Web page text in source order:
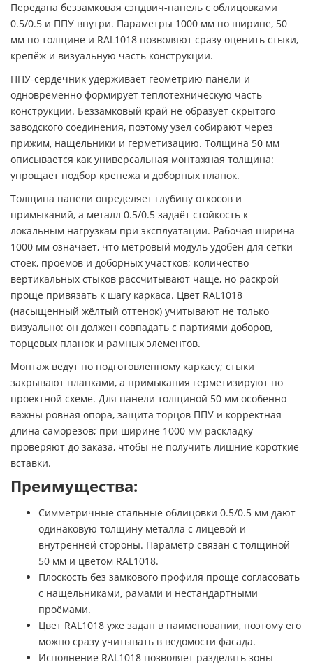
Передана беззамковая сэндвич-панель с облицовками
0.5/0.5 и ППУ внутри. Параметры 1000 мм по ширине, 50
мм по толщине и RAL1018 позволяют сразу оценить стыки,
крепёж и визуальную часть конструкции.
ППУ-сердечник удерживает геометрию панели и
одновременно формирует теплотехническую часть
конструкции. Беззамковый край не образует скрытого
заводского соединения, поэтому узел собирают через
прижим, нащельники и герметизацию. Толщина 50 мм
описывается как универсальная монтажная толщина:
упрощает подбор крепежа и доборных планок.
Толщина панели определяет глубину откосов и
примыканий, а металл 0.5/0.5 задаёт стойкость к
локальным нагрузкам при эксплуатации. Рабочая ширина
1000 мм означает, что метровый модуль удобен для сетки
стоек, проёмов и доборных участков; количество
вертикальных стыков рассчитывают чаще, но раскрой
проще привязать к шагу каркаса. Цвет RAL1018
(насыщенный жёлтый оттенок) учитывают не только
визуально: он должен совпадать с партиями доборов,
торцевых планок и рамных элементов.
Монтаж ведут по подготовленному каркасу; стыки
закрывают планками, а примыкания герметизируют по
проектной схеме. Для панели толщиной 50 мм особенно
важны ровная опора, защита торцов ППУ и корректная
длина саморезов; при ширине 1000 мм раскладку
проверяют до заказа, чтобы не получить лишние короткие
вставки.
Преимущества:
Симметричные стальные облицовки 0.5/0.5 мм дают
одинаковую толщину металла с лицевой и
внутренней стороны. Параметр связан с толщиной
50 мм и цветом RAL1018.
Плоскость без замкового профиля проще согласовать
с нащельниками, рамами и нестандартными
проёмами.
Цвет RAL1018 уже задан в наименовании, поэтому его
можно сразу учитывать в ведомости фасада.
Исполнение RAL1018 позволяет разделять зоны